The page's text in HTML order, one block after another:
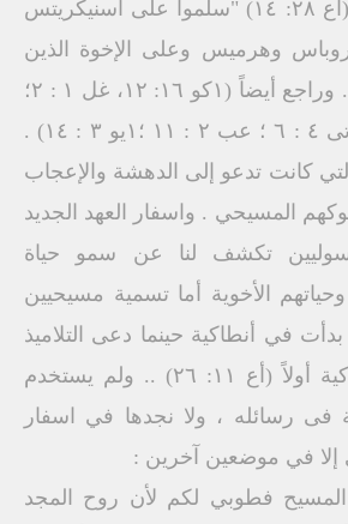
عندهم سبعة أيام" (أع ٢٨: ١٤) "سلموا على اسنيكريتس
وهرميس وعلى الإخوة الذين
معهم" (رو١٦: ١٤) . وراجع أيضاً (١كو ١٦: ۱۲، غل ۱ : ۲؛
فی ۱ :١٤؛ ٤: ٢٤ اتى ٤ : ٦ ؛ عب ٢ : ١١ ؛١يو ٣ : ١٤) .
التي كانت تدعو إلى الدهشة والإعجاب
المسيحي . واسفار العهد الجديد
تكشف لنا عن سمو حياة
وحياتهم الأخوية أما تسمية مسيحيين
في أنطاكية حينما دعى التلاميذ
مسيحيين في أنطاكية أولاً (أع ١١: ٢٦) .. ولم يستخدم
فى رسائله ، ولا نجدها في اسفار
إلا في موضعين آخرين :
فطوبي لكم لأن روح المجد